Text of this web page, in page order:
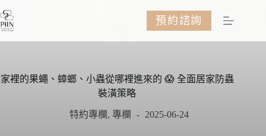
至
容
預約諮詢
家裡的果蠅、蟑螂、小蟲從哪裡進來的 😱 全面居家防蟲
裝潢策略
特約專欄, 專欄 2025-06-24